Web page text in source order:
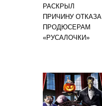
РАСКРЫЛ
ПРИЧИНУ ОТКАЗА
ПРОДЮСЕРАМ
«РУСАЛОЧКИ»